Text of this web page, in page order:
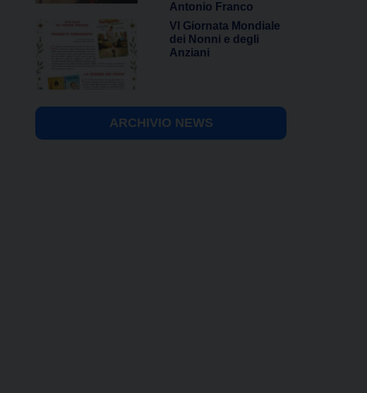
Antonio Franco
VI Giornata Mondiale
dei Nonni e degli
Anziani
ARCHIVIO NEWS